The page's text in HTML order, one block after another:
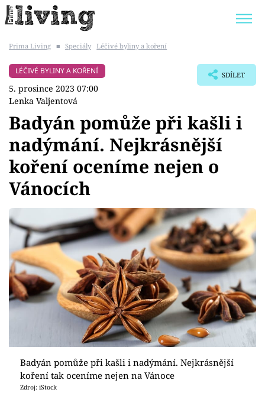
BYDLENÍ SLAVNÝCH
ZAHRADA
Témata
Bydlení
Zahrada
Design
Sledujte prima+
Přihlášení
Sledujte nás
Prima Living ■ Speciály Léčivé byliny a koření
LÉČIVÉ BYLINY A KOŘENÍ
5. prosince 2023 07:00
Lenka Valjentová
SDÍLET
Badyán pomůže při kašli i
nadýmání. Nejkrásnější
koření oceníme nejen o
Vánocích
Badyán pomůže při kašli i nadýmání. Nejkrásnější
koření tak oceníme nejen na Vánoce
Zdroj: iStock